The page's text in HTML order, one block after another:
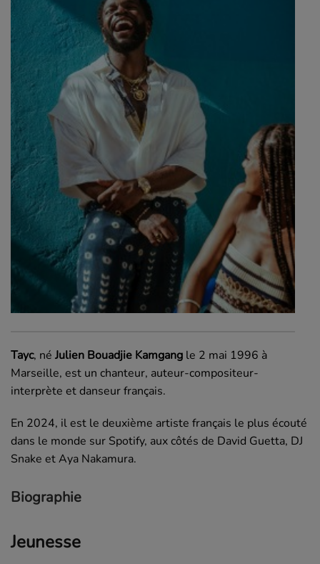
Tayc, né Julien Bouadjie Kamgang le 2 mai 1996 à
Marseille, est un chanteur, auteur-compositeur-
interprète et danseur français.
En 2024, il est le deuxième artiste français le plus écouté
dans le monde sur Spotify, aux côtés de David Guetta, DJ
Snake et Aya Nakamura.
Biographie
Jeunesse